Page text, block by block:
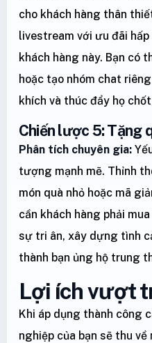
cho khách hàng thân
livestream với ưu đãi
khách hàng này. Bạn có
hoặc tạo nhóm chat
khích và thúc đẩy họ
Chiến lược 5: Tặng
Phân tích chuyên gia:
tượng mạnh mẽ. Thỉnh
món quà nhỏ hoặc mã
cần khách hàng phải
sự tri ân, xây dựng tình
thành bạn ủng hộ trung
Lợi ích vượt
Khi áp dụng thành công
nghiệp của bạn sẽ thu